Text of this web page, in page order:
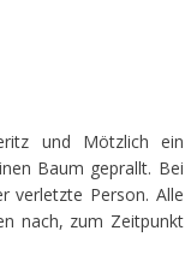
und Mötzlich ein
Baum geprallt. Bei
verletzte Person. Alle
nach, zum Zeitpunkt